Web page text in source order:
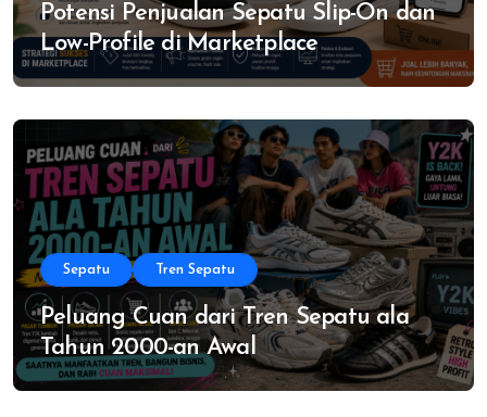
Potensi Penjualan Sepatu Slip-On dan
Low-Profile di Marketplace
Sepatu Tren Sepatu
Peluang Cuan dari Tren Sepatu ala
Tahun 2000-an Awal